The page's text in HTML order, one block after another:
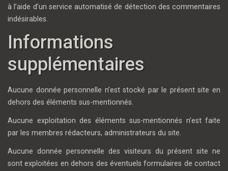
à l’aide d’un service automatisé de détection des commentaires
indésirables.
Informations
supplémentaires
Aucune donnée personnelle n’est stocké par le présent site en
dehors des éléments sus-mentionnés.
Aucune exploitation des éléments sus-mentionnés n’est faite
par les membres rédacteurs, administrateurs du site.
Aucune donnée personnelle des visiteurs du présent site ne
sont exploitées en dehors des éventuels formulaires de contact